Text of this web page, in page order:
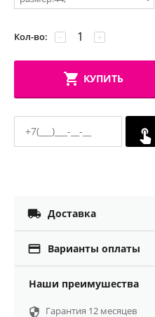
Кол-во: +
−
КУПИТЬ
 Доставка
 Варианты оплаты
Наши преимушества
 Гарантия 12 месяцев